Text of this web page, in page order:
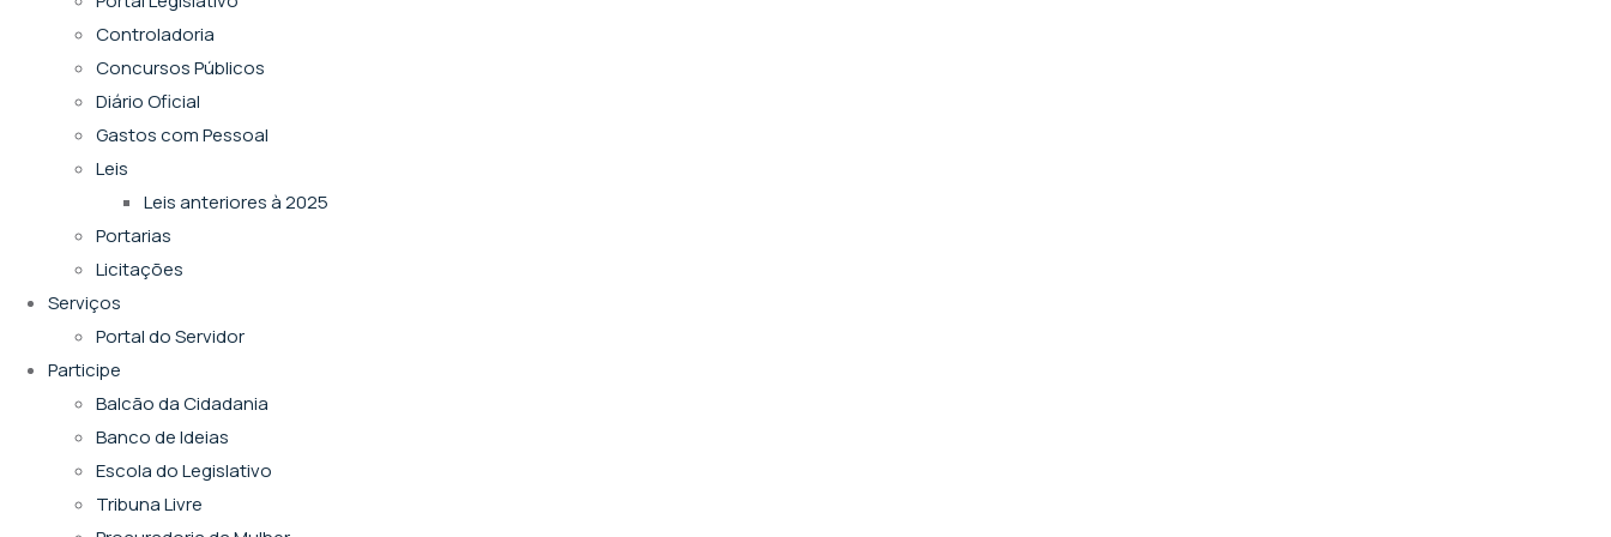
Controladoria
Concursos Públicos
Diário Oficial
Gastos com Pessoal
Leis
Leis anteriores à 2025
Portarias
Licitações
Serviços
Portal do Servidor
Participe
Balcão da Cidadania
Banco de Ideias
Escola do Legislativo
Tribuna Livre